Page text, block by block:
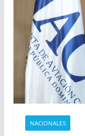
NACIONALES